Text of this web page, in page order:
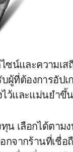
น์และความเส
ที่ต้องการอัปเ
ไว้และแม่นยำขึ้น
น เลือกได้ตาม
กจากร้านที่เชื่